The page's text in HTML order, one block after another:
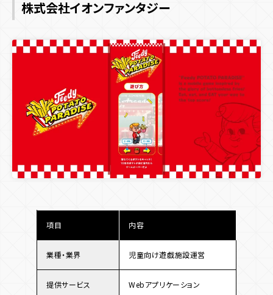
株式会社イオンファンタジー
項目 内容
業種・業界 児童向け遊戯施設運営
提供サービス Webアプリケーション